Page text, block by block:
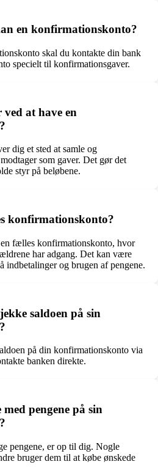
en konfirmationskonto?
skal du kontakte din bank
specielt til konfirmationsgaver.
at have en
dig et sted at samle og
som gaver. Det gør det
styr på beløbene.
konfirmationskonto?
fælles konfirmationskonto, hvor
har adgang. Det kan være
indbetalinger og brugen af pengene.
saldoen på sin
på din konfirmationskonto via
banken direkte.
pengene på sin
pengene, er op til dig. Nogle
bruger dem til at købe ønskede